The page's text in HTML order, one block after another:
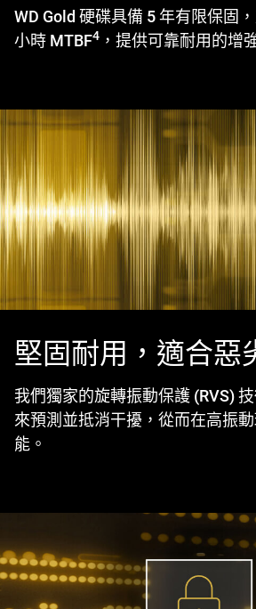
WD Gold 硬碟具備 5 年有限保固
小時 MTBF4 ，提供可靠耐用的增
堅固耐用，適合惡
我們獨家的旋轉振動保護 (RVS)
來預測並抵消干擾，從而在高振
能。